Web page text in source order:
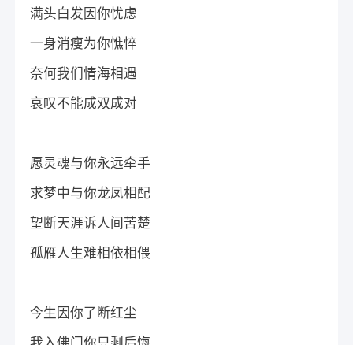
满头白发因你忧虑
一身消瘦为你憔悴
奈何我们情海相遇
哀叹不能成双成对
愿灵魂与你永远牵手
求梦中与你龙凤相配
望断天涯诉人间苦楚
孤雁人生难相依相偎
今生因你了断红尘